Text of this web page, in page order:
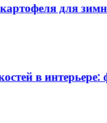
для
в интерьере: